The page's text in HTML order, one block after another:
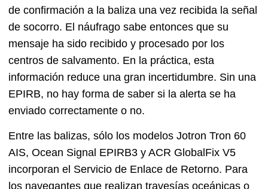
de confirmación a la baliza una vez recibida la señal
de socorro. El náufrago sabe entonces que su
mensaje ha sido recibido y procesado por los
centros de salvamento. En la práctica, esta
información reduce una gran incertidumbre. Sin una
EPIRB, no hay forma de saber si la alerta se ha
enviado correctamente o no.
Entre las balizas, sólo los modelos Jotron Tron 60
AIS, Ocean Signal EPIRB3 y ACR GlobalFix V5
incorporan el Servicio de Enlace de Retorno. Para
los navegantes que realizan travesías oceánicas o